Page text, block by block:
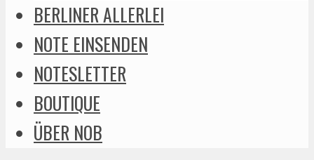
BERLINER ALLERLEI
NOTE EINSENDEN
NOTESLETTER
BOUTIQUE
ÜBER NOB